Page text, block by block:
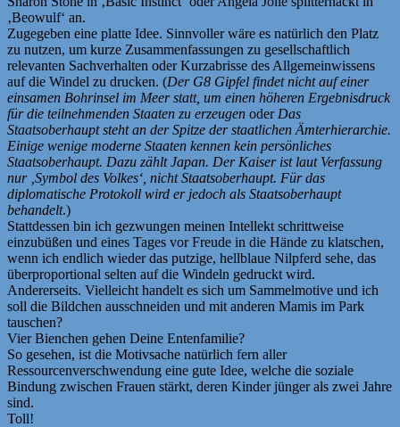
‚Beowulf‘ an.
Zugegeben eine platte Idee. Sinnvoller wäre es natürlich den Platz
zu nutzen, um kurze Zusammenfassungen zu gesellschaftlich
relevanten Sachverhalten oder Kurzabrisse des Allgemeinwissens
auf die Windel zu drucken. (Der G8 Gipfel findet nicht auf einer
einsamen Bohrinsel im Meer statt, um einen höheren Ergebnisdruck
für die teilnehmenden Staaten zu erzeugen oder Das
Staatsoberhaupt steht an der Spitze der staatlichen Ämterhierarchie.
Einige wenige moderne Staaten kennen kein persönliches
Staatsoberhaupt. Dazu zählt Japan. Der Kaiser ist laut Verfassung
nur ‚Symbol des Volkes‘, nicht Staatsoberhaupt. Für das
diplomatische Protokoll wird er jedoch als Staatsoberhaupt
behandelt.)
Stattdessen bin ich gezwungen meinen Intellekt schrittweise
einzubüßen und eines Tages vor Freude in die Hände zu klatschen,
wenn ich endlich wieder das putzige, hellblaue Nilpferd sehe, das
überproportional selten auf die Windeln gedruckt wird.
Andererseits. Vielleicht handelt es sich um Sammelmotive und ich
soll die Bildchen ausschneiden und mit anderen Mamis im Park
tauschen?
Vier Bienchen gehen Deine Entenfamilie?
So gesehen, ist die Motivsache natürlich fern aller
Ressourcenverschwendung eine gute Idee, welche die soziale
Bindung zwischen Frauen stärkt, deren Kinder jünger als zwei Jahre
sind.
Toll!